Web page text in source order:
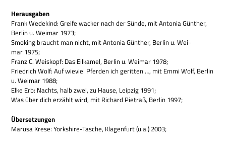
Her­aus­ga­ben
Frank Wede­kind: Greife wacker nach der Sünde, mit Anto­nia Gün­ther,
Ber­lin u. Wei­mar 1973;
Smo­king braucht man nicht, mit Anto­nia Gün­ther, Ber­lin u. Wei­
mar 1975;
Franz C. Weis­kopf: Das Eil­ka­mel, Ber­lin u. Wei­mar 1978;
Fried­rich Wolf: Auf wie­viel Pfer­den ich gerit­ten …, mit Emmi Wolf, Ber­lin
u. Wei­mar 1988;
Elke Erb: Nachts, halb zwei, zu Hause, Leip­zig 1991;
Was über dich erzählt wird, mit Richard Pietraß, Ber­lin 1997;
Über­set­zun­gen
Marusa Krese: York­shire-Tasche, Kla­gen­furt (u.a.) 2003;